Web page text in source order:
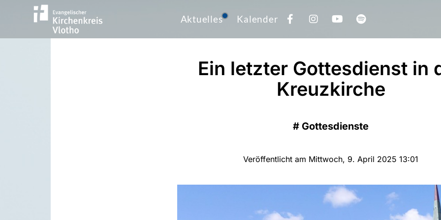
Aktuelles Kalender
Ein letzter Gottesdienst in
Kreuzkirche
# Gottesdienste
Veröffentlicht am Mittwoch, 9. April 2025 13:01